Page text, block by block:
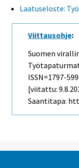
Laatuseloste:
Viittausohje:
Suomen
ISSN=1797-
[viitattu:
Saantitapa: